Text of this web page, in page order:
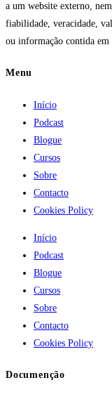
a um website externo,
fiabilidade, veracidade,
ou informação contida
Menu
Início
Podcast
Blogue
Cursos
Sobre
Contacto
Cookies Policy
Início
Podcast
Blogue
Cursos
Sobre
Contacto
Cookies Policy
Documenção